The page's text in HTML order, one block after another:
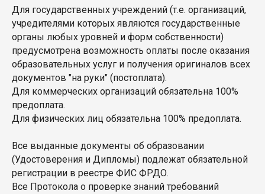
Для государственных учреждений (т.е. организаций,
учредителями которых являются государственные
органы любых уровней и форм собственности)
предусмотрена возможность оплаты после оказания
образовательных услуг и получения оригиналов всех
документов "на руки" (постоплата).
Для коммерческих организаций обязательна 100%
предоплата.
Для физических лиц обязательна 100% предоплата.
Все выданные документы об образовании
(Удостоверения и Дипломы) подлежат обязательной
регистрации в реестре ФИС ФРДО.
Все Протокола о проверке знаний требований